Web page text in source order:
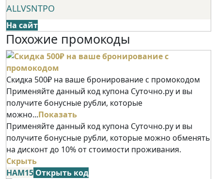
ALLVSNTPO
На сайт
Похожие промокоды
Скидка 500₽ на ваше бронирование с промокодом
Применяйте данный код купона Суточно.ру и вы
получите бонусные рубли, которые
можно...Показать
Применяйте данный код купона Суточно.ру и вы
получите бонусные рубли, которые можно обменять
на дисконт до 10% от стоимости проживания.
Скрыть
НАМ15 Открыть код